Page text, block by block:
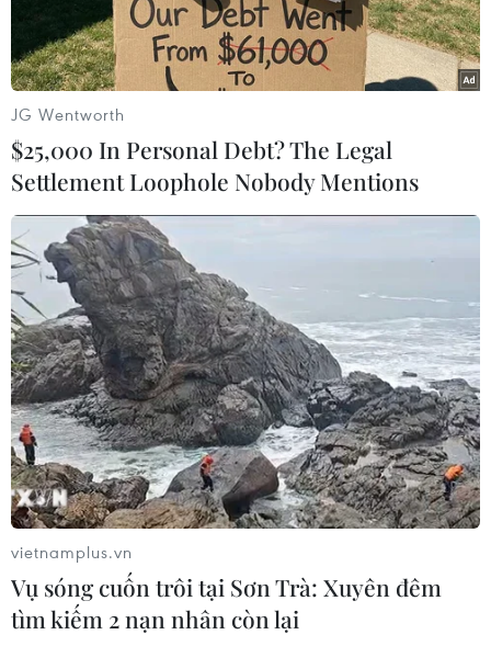
Hiện trường vụ tai nạn trên cao tốc Đà Nẵng-Quảng Ngãi.
(Ảnh: Trần Tĩnh/TTXVN)
Vào khoảng 2 giờ ngày 19/6, trên tuyến cao tốc
Đà Nẵng-Quảng Ngãi thuộc địa phận huyện
Thăng Bình, tỉnh Quảng Nam đã xảy ra vụ tai
khách biển kiểm soát 15H-098.25 và xe đầu kéo
biển kiểm soát 29MR-00074 khiến 2 người tử
vong, 7 người bị thương.
JG Wentworth
$25,000 In Personal Debt? The Legal
Settlement Loophole Nobody Mentions
vietnamplus.vn
Vụ sóng cuốn trôi tại Sơn Trà: Xuyên đêm
tìm kiếm 2 nạn nhân còn lại